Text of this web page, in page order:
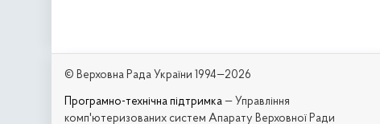
© Верховна Рада України 1994—2026
Програмно-технічна підтримка — Управління
комп'ютеризованих систем Апарату Верховної Ради